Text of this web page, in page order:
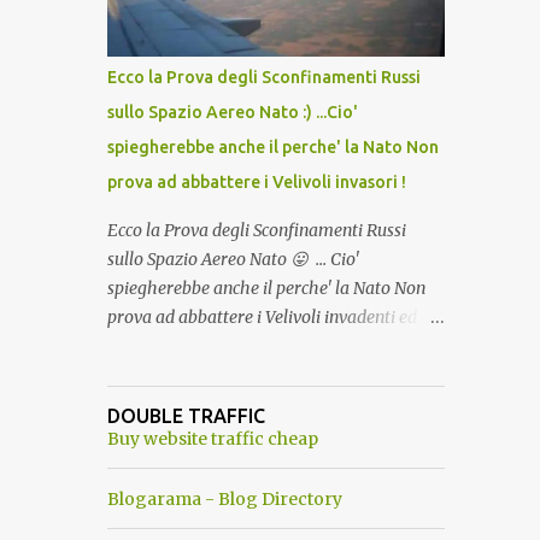
del Capo, era "spettacolare Ghiacciato, ma
andava bene anche, a Temperatura
Ambiente"! Riproponiamo l'articolo per NON
Ecco la Prova degli Sconfinamenti Russi
sullo Spazio Aereo Nato :) ...Cio'
spiegherebbe anche il perche' la Nato Non
prova ad abbattere i Velivoli invasori !
Ecco la Prova degli Sconfinamenti Russi
sullo Spazio Aereo Nato 😛 ... Cio'
spiegherebbe anche il perche' la Nato Non
prova ad abbattere i Velivoli invadenti ed
alcuna notizia di un'invasione dello spazio
aereo NATO da parte di un robot chiamato
ancora una fantasia Nato o forse una "False
DOUBLE TRAFFIC
Buy website traffic cheap
Blogarama - Blog Directory